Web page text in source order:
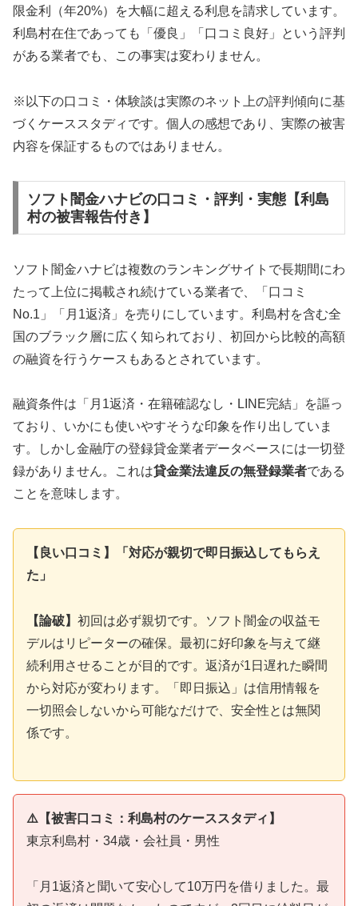
限金利（年20%）を大幅に超える利息を請求しています。
利島村在住であっても「優良」「口コミ良好」という評判
がある業者でも、この事実は変わりません。
※以下の口コミ・体験談は実際のネット上の評判傾向に基
づくケーススタディです。個人の感想であり、実際の被害
内容を保証するものではありません。
ソフト闇金ハナビの口コミ・評判・実態【利島
村の被害報告付き】
ソフト闇金ハナビは複数のランキングサイトで長期間にわ
たって上位に掲載され続けている業者で、「口コミ
No.1」「月1返済」を売りにしています。利島村を含む全
国のブラック層に広く知られており、初回から比較的高額
の融資を行うケースもあるとされています。
融資条件は「月1返済・在籍確認なし・LINE完結」を謳っ
ており、いかにも使いやすそうな印象を作り出していま
す。しかし金融庁の登録貸金業者データベースには一切登
録がありません。これは貸金業法違反の無登録業者である
ことを意味します。
【良い口コミ】「対応が親切で即日振込してもらえ
た」
【論破】 初回は必ず親切です。ソフト闇金の収益モ
デルはリピーターの確保。最初に好印象を与えて継
続利用させることが目的です。返済が1日遅れた瞬間
から対応が変わります。「即日振込」は信用情報を
一切照会しないから可能なだけで、安全性とは無関
係です。
⚠️【被害口コミ：利島村のケーススタディ】
東京利島村・34歳・会社員・男性
「月1返済と聞いて安心して10万円を借りました。最